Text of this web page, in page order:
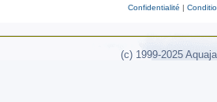
Confidentialité |
(c) 1999-2025